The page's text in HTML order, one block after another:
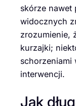
skórze nawet
widocznych
zrozumienie,
kurzajki;
schorzeniami
interwencji.
Jak